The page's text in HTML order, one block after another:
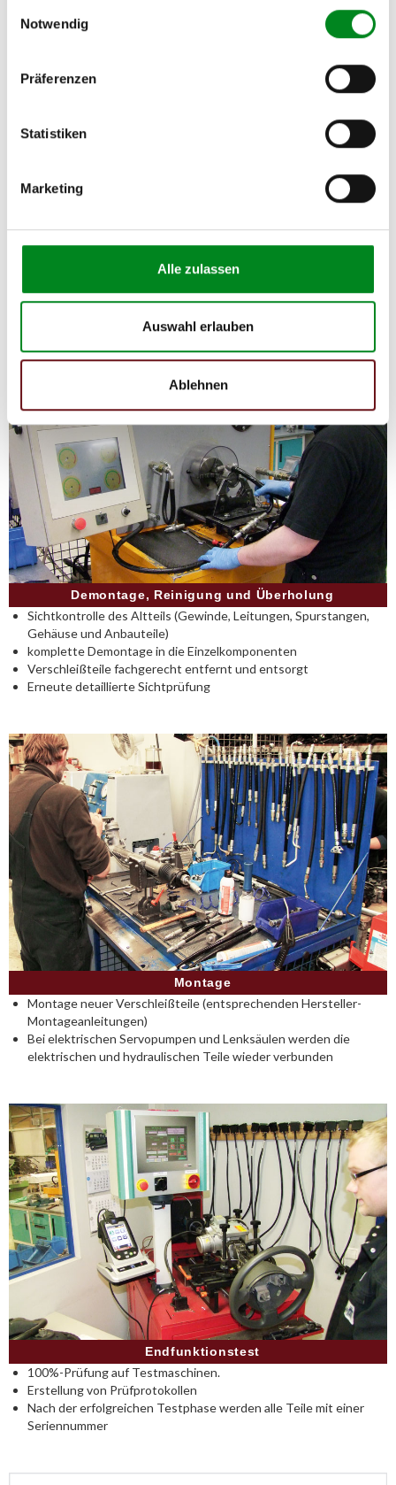
Notwendig
Präferenzen
Statistiken
Marketing
Alle zulassen
Auswahl erlauben
Ablehnen
Die Qualität und Lebensdauer eines überholten Lenkgetriebes ist
mit denen eines neuen Lenkgetriebes vergleichbar.
gleichwertigen Teilen beträgt sein Preis jedoch
weniger als50%des Preises eines Originallenkgetriebes. Auf diese
Weise können Reparatur- und
Demontage, Reinigung und Überholung
Sichtkontrolle des Altteils (Gewinde, Leitungen, Spurstangen,
Gehäuse und Anbauteile)
komplette Demontage in die Einzelkomponenten
Verschleißteile fachgerecht entfernt und entsorgt
Erneute detaillierte Sichtprüfung
Montage
Montage neuer Verschleißteile (entsprechenden Hersteller-
Montageanleitungen)
Bei elektrischen Servopumpen und Lenksäulen werden die
elektrischen und hydraulischen Teile wieder verbunden
Endfunktionstest
100%-Prüfung auf Testmaschinen.
Erstellung von Prüfprotokollen
Nach der erfolgreichen Testphase werden alle Teile mit einer
Seriennummer